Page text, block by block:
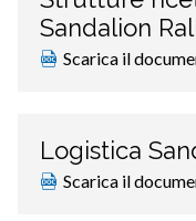
Sandalion
Scarica il
Logistica
Scarica il